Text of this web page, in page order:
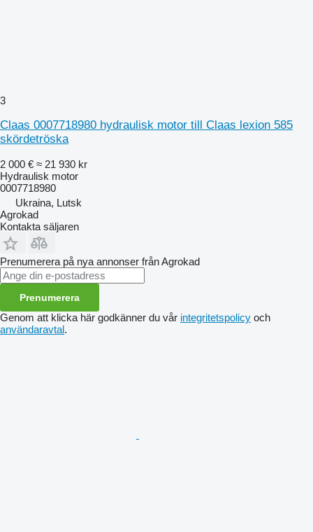
3
Claas 0007718980 hydraulisk motor till Claas lexion 585
skördetröska
2 000 € ≈ 21 930 kr
Hydraulisk motor
0007718980
Ukraina, Lutsk
Agrokad
Kontakta säljaren
Prenumerera på nya annonser från Agrokad
Prenumerera
Genom att klicka här godkänner du vår integritetspolicy och
användaravtal.